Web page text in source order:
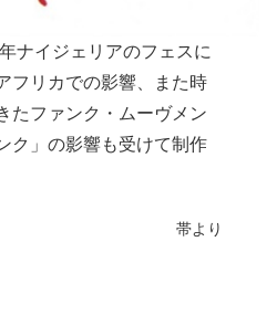
ナイジェリアのフェスに
フリカでの影響、また時
たファンク・ムーヴメン
ク」の影響も受けて制作
帯より